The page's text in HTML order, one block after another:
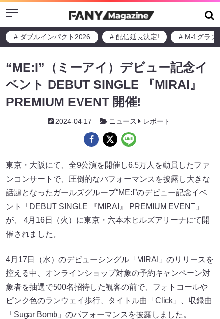
Menu
# ダブルインパクト2026 # 配信延長決定! # M-1グラン
“ME:I”（ミーアイ）デビュー記念イ
ベント DEBUT SINGLE 『MIRAI』
PREMIUM EVENT 開催!
2024-04-17 ニュース レポート
東京・大阪にて、全9公演を開催し6.5万人を動員したファ
ンコンサートで、圧倒的なパフォーマンスを披露し大きな
話題となったガールズグループ“ME:I”のデビュー記念イベ
ント「DEBUT SINGLE 『MIRAI』 PREMIUM EVENT」
が、 4月16日（火）に東京・六本木ヒルズアリーナにて開
催されました。
4月17日（水）のデビューシングル「MIRAI」のリリースを
控える中、オンラインショップ対象の予約キャンペーン対
象者を抽選で500名招待した観客の前で、フォトコールや
ピンク色のランウェイ歩行、タイトル曲「Click」、収録曲
「Sugar Bomb」のパフォーマンスを披露しました。